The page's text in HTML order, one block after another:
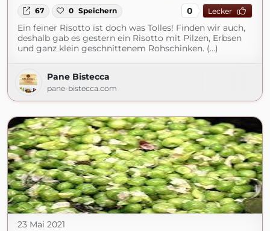
67 0 Speichern 0 Lecker
Ein feiner Risotto ist doch was Tolles! Finden wir auch,
deshalb gab es gestern ein Risotto mit Pilzen, Erbsen
und ganz klein geschnittenem Rohschinken. (...)
Pane Bistecca
pane-bistecca.com
23 Mai 2021